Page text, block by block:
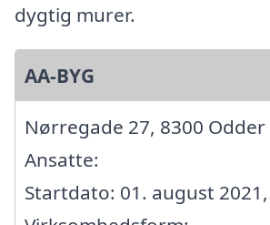
dygtig murer.
AA-BYG
Nørregade 27, 8300 Odder
Ansatte:
Startdato: 01. august 2021,